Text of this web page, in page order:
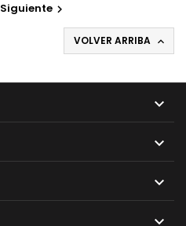
Siguiente 
VOLVER ARRIBA 



